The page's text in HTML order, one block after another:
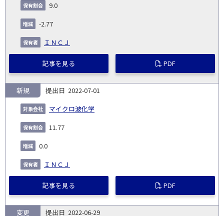
9.0
-2.77
ＩＮＣＪ
記事を見る PDF
2022-07-01
マイクロ波化学
新規
11.77
0.0
ＩＮＣＪ
記事を見る PDF
2022-06-29
変更